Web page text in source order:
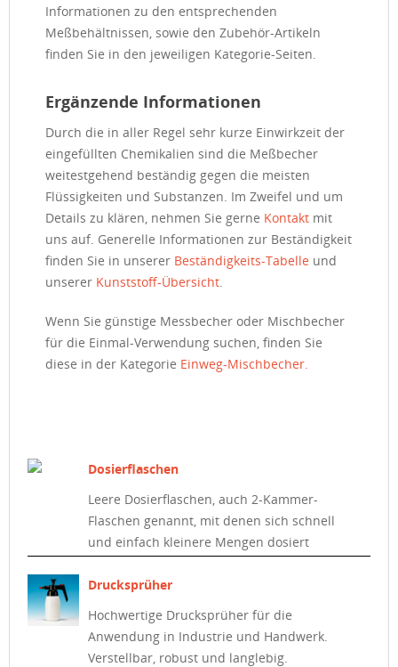
Informationen zu den entsprechenden
Meßbehältnissen, sowie den Zubehör-Artikeln
finden Sie in den jeweiligen Kategorie-Seiten.
Ergänzende Informationen
Durch die in aller Regel sehr kurze Einwirkzeit der
eingefüllten Chemikalien sind die Meßbecher
weitestgehend beständig gegen die meisten
Flüssigkeiten und Substanzen. Im Zweifel und um
Details zu klären, nehmen Sie gerne Kontakt mit
uns auf. Generelle Informationen zur Beständigkeit
finden Sie in unserer Beständigkeits-Tabelle und
unserer Kunststoff-Übersicht.
Wenn Sie günstige Messbecher oder Mischbecher
für die Einmal-Verwendung suchen, finden Sie
diese in der Kategorie Einweg-Mischbecher.
Dosierflaschen
Leere Dosierflaschen, auch 2-Kammer-
Flaschen genannt, mit denen sich schnell
und einfach kleinere Mengen dosiert
Drucksprüher
Hochwertige Drucksprüher für die
Anwendung in Industrie und Handwerk.
Verstellbar, robust und langlebig.